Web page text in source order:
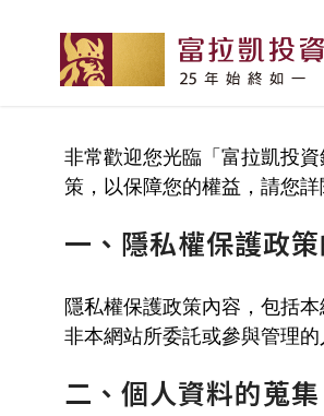
非常歡迎您光臨「富拉凱投
策，以保障您的權益，請您詳
一、隱私權保護政
隱私權保護政策內容，包括
非本網站所委託或參與管理的
二、個人資料的蒐